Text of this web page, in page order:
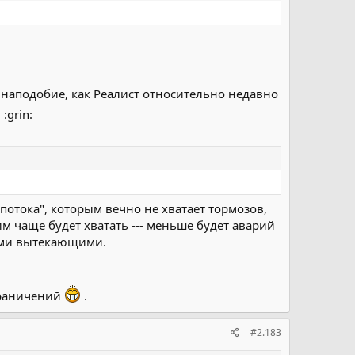
как Реалист относительно недавно
:grin:
которым вечно не хватает тормозов,
чаще будет хватать --- меньше будет аварий
вытекающими.
.
#2.183